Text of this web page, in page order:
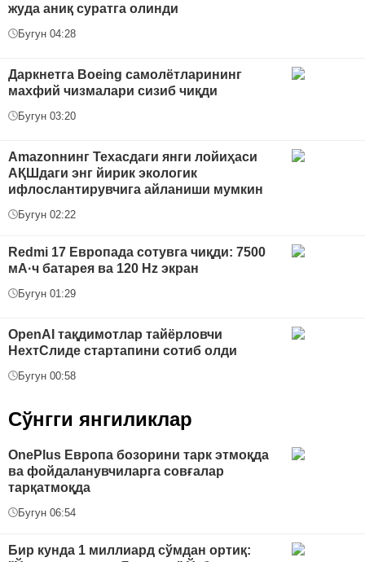
жуда аниқ суратга олинди
Бугун 04:28
Даркнетга Boeing самолётларининг
махфий чизмалари сизиб чиқди
Бугун 03:20
Amazonнинг Техасдаги янги лойиҳаси
АҚШдаги энг йирик экологик
ифлослантирувчига айланиши мумкин
Бугун 02:22
Redmi 17 Европада сотувга чиқди: 7500
мА·ч батарея ва 120 Hz экран
Бугун 01:29
OpenAI тақдимотлар тайёрловчи
НехтСлиде стартапини сотиб олди
Бугун 00:58
Сўнгги янгиликлар
OnePlus Европа бозорини тарк этмоқда
ва фойдаланувчиларга совғалар
тарқатмоқда
Бугун 06:54
Бир кунда 1 миллиард сўмдан ортиқ: